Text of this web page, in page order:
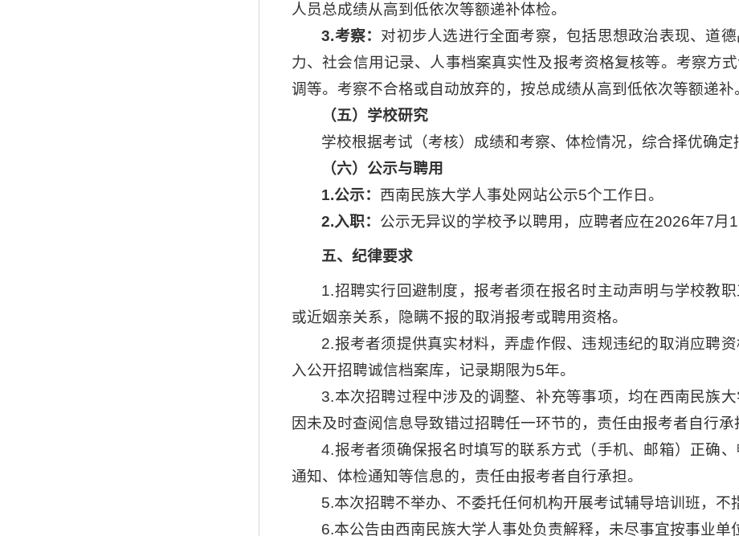
人员总成绩从高到低依次等额递补体检。
3.考察： 对初步人选进行全面考察，包括思想政治表现、道
力、社会信用记录、人事档案真实性及报考资格复核等。考察方
调等。考察不合格或自动放弃的，按总成绩从高到低依次等额递补
（五）学校研究
学校根据考试（考核）成绩和考察、体检情况，综合择优确定
（六）公示与聘用
1.公示： 西南民族大学人事处网站公示5个工作日。
2.入职： 公示无异议的学校予以聘用，应聘者应在2026年7月
五、纪律要求
1.招聘实行回避制度，报考者须在报名时主动声明与学校教
或近姻亲关系，隐瞒不报的取消报考或聘用资格。
2.报考者须提供真实材料，弄虚作假、违规违纪的取消应聘
入公开招聘诚信档案库，记录期限为5年。
3.本次招聘过程中涉及的调整、补充等事项，均在西南民族
因未及时查阅信息导致错过招聘任一环节的，责任由报考者自行承
4.报考者须确保报名时填写的联系方式（手机、邮箱）正确
通知、体检通知等信息的，责任由报考者自行承担。
5.本次招聘不举办、不委托任何机构开展考试辅导培训班，不
6.本公告由西南民族大学人事处负责解释，未尽事宜按事业单